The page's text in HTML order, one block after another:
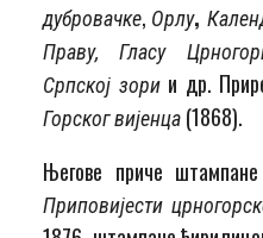
дубровачке, Орлу,
Праву,Гласу
Српској зории др.
Горског вијенца (1868).
Његове приче
Приповијести